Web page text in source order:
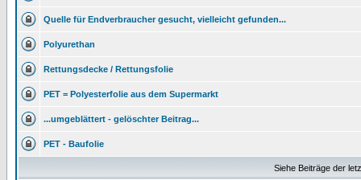
Quelle für Endverbraucher gesucht, vielleicht gefunden...
Polyurethan
Rettungsdecke / Rettungsfolie
PET = Polyesterfolie aus dem Supermarkt
...umgeblättert - gelöschter Beitrag...
PET - Baufolie
Siehe Beiträge der